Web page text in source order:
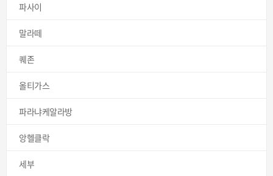
파사이
말라떼
퀘존
올티가스
파라냐케알라방
앙헬클락
세부